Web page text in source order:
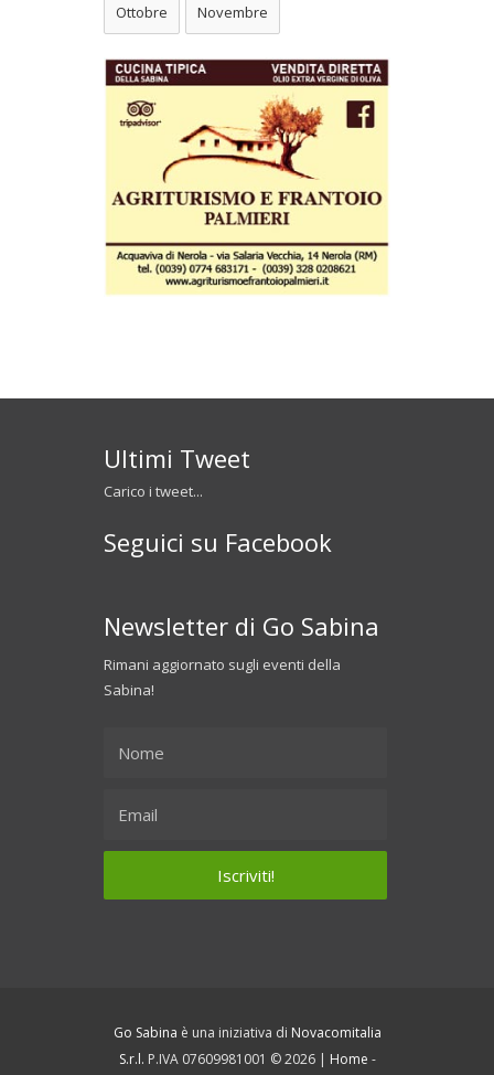
Ottobre Novembre
Ultimi Tweet
Carico i tweet...
Seguici su Facebook
Newsletter di Go Sabina
Rimani aggiornato sugli eventi della
Sabina!
Go Sabina è una iniziativa di Novacomitalia
S.r.l. P.IVA 07609981001 © 2026 | Home -